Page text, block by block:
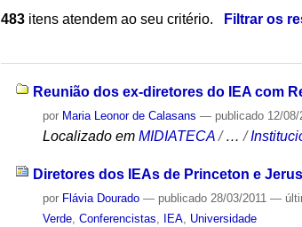
483 itens atendem ao seu critério.
Filtrar os
Reunião dos ex-diretores do IEA com
por Maria Leonor de Calasans — publicado 12/
Localizado em MIDIATECA /…/
Diretores dos IEAs de Princeton e
por Flávia Dourado — publicado 28/03/2011—
Verde ,Conferencistas IEA Universidade